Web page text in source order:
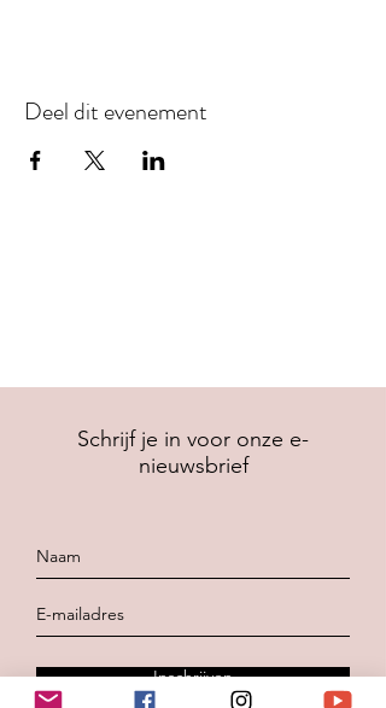
Deel dit evenement
Schrijf je in voor onze e-
nieuwsbrief
Inschrijven